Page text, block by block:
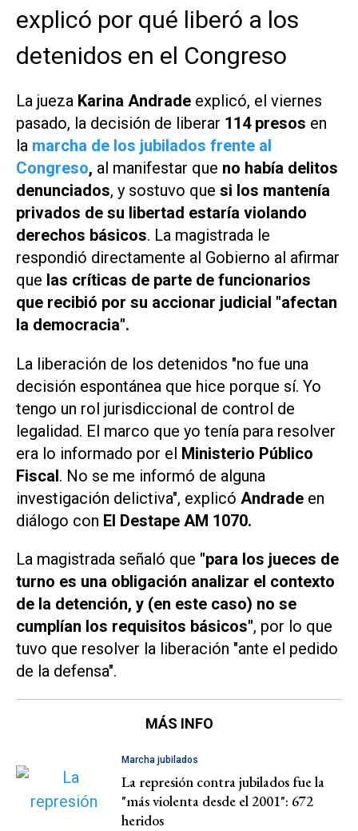
explicó por qué liberó a los
detenidos en el Congreso
La jueza Karina Andrade explicó, el viernes
pasado, la decisión de liberar 114 presos en
la marcha de los jubilados frente al
Congreso, al manifestar que no había delitos
denunciados, y sostuvo que si los mantenía
privados de su libertad estaría violando
derechos básicos. La magistrada le
respondió directamente al Gobierno al afirmar
que las críticas de parte de funcionarios
que recibió por su accionar judicial "afectan
la democracia".
La liberación de los detenidos "no fue una
decisión espontánea que hice porque sí. Yo
tengo un rol jurisdiccional de control de
legalidad. El marco que yo tenía para resolver
era lo informado por el Ministerio Público
Fiscal. No se me informó de alguna
investigación delictiva", explicó Andrade en
diálogo con El Destape AM 1070.
La magistrada señaló que "para los jueces de
turno es una obligación analizar el contexto
de la detención, y (en este caso) no se
cumplían los requisitos básicos", por lo que
tuvo que resolver la liberación "ante el pedido
de la defensa".
MÁS INFO
Marcha jubilados
La represión contra jubilados fue la
"más violenta desde el 2001": 672
heridos